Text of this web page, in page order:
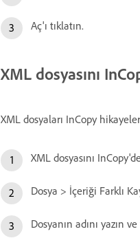
Aç'ı tıklatın.
XML dosyasını
XML dosyaları InCopy
XML dosyasını
Dosya > İçeriği Farklı
Dosyanın adını yazın